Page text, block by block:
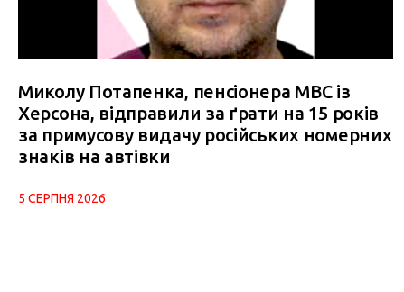
Миколу Потапенка, пенсіонера МВС із
Херсона, відправили за ґрати на 15 років
за примусову видачу російських номерних
знаків на автівки
5 СЕРПНЯ 2026